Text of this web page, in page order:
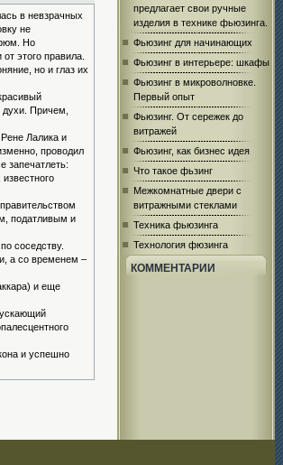
предлагает свои ручные
изделия в технике фьюзинга.
Фьюзинг для начинающих
Фьюзинг в интерьере: шкафы
Фьюзинг в микроволновке.
Первый опыт
Фьюзинг. От сережек до
витражей
Фьюзинг, как бизнес идея
Что такое фьзинг
Межкомнатные двери с
витражными стеклами
Техника фьюзинга
Технология фюзинга
КОММЕНТАРИИ
в невзрачных
не
Но
этого правила.
но и глаз их
Причем,
Лалика и
проводил
запечатлеть:
податливым и
соседству.
а со временем –
и еще
и успешно